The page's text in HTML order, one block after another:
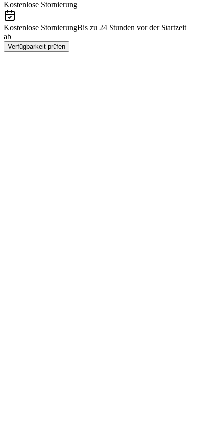
Kostenlose Stornierung
Kostenlose StornierungBis zu 24 Stunden vor der Startzeit
ab
Verfügbarkeit prüfen